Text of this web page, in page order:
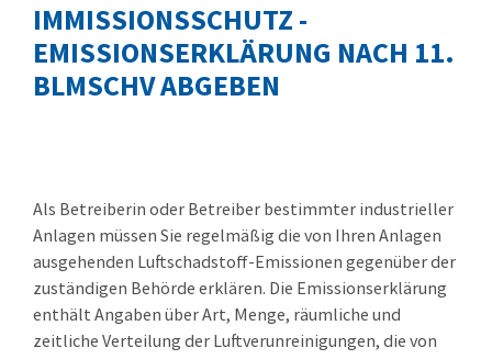
IMMISSIONSSCHUTZ -
EMISSIONSERKLÄRUNG NACH 11.
BLMSCHV ABGEBEN
Als Betreiberin oder Betreiber bestimmter industrieller
Anlagen müssen Sie regelmäßig die von Ihren Anlagen
ausgehenden Luftschadstoff-Emissionen gegenüber der
zuständigen Behörde erklären. Die Emissionserklärung
enthält Angaben über Art, Menge, räumliche und
zeitliche Verteilung der Luftverunreinigungen, die von